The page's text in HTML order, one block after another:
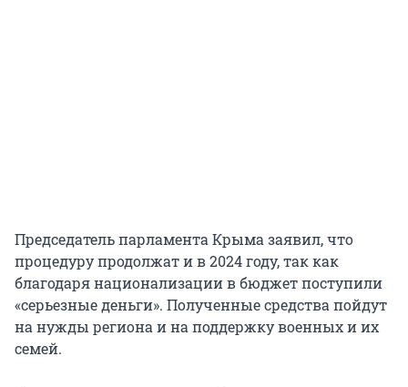
Председатель парламента Крыма заявил, что
процедуру продолжат и в 2024 году, так как
благодаря национализации в бюджет поступили
«серьезные деньги». Полученные средства пойдут
на нужды региона и на поддержку военных и их
семей.